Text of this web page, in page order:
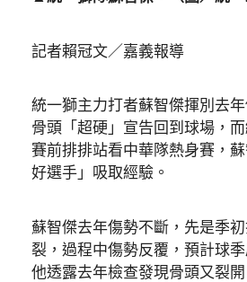
記者賴冠文／嘉義報導
統一獅主力打者蘇智傑揮別去
骨頭「超硬」宣告回到球場，而
賽前排排站看中華隊熱身賽，
好選手」吸取經驗。
蘇智傑去年傷勢不斷，先是季
裂，過程中傷勢反覆，預計球
他透露去年檢查發現骨頭又裂